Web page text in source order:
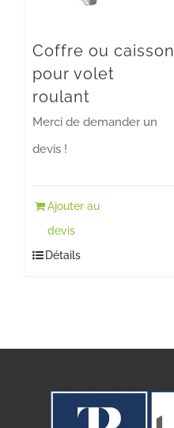
Coffre ou caisson
pour volet
roulant
Merci de demander un
devis !
Ajouter au
devis
Détails